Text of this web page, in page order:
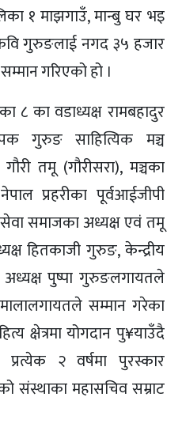
१ माझगाउँ, मान्बु घर भइ
गुरुङलाई नगद ३५ हजार
गरिएको हो ।
८ का वडाध्यक्ष रामबहादुर
गुरुङ साहित्यिक मञ्च
तमू (गौरीसरा), मञ्चका
प्रहरीका पूर्वआईजीपी
समाजका अध्यक्ष एवं तमू
हितकाजी गुरुङ, केन्द्रीय
अध्यक्ष पुष्पा गुरुङलगायतले
सम्मान गरेका
क्षेत्रमा योगदान पु¥याउँदै
२ वर्षमा पुरस्कार
संस्थाका महासचिव सम्राट